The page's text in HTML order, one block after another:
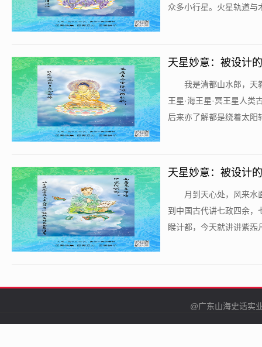
众多小行星。火星轨道
天星妙意：被设计
我是清都山水郎，天
王星·海王星·冥王星人
后来亦了解都是绕着太阳
天星妙意：被设计
月到天心处，风来水
到中国古代讲七政四余，
睺计都，今天就讲讲紫炁
@广东山海史话实